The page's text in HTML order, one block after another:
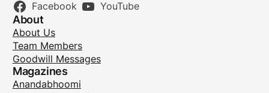
Facebook YouTube
About
About Us
Team Members
Goodwill Messages
Magazines
Anandabhoomi